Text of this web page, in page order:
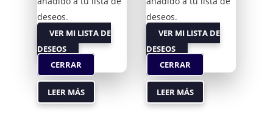
deseos.
VER MI LISTA DE
DESEOS
CERRAR
LEER MÁS
deseos.
VER MI LISTA DE
DESEOS
CERRAR
LEER MÁS